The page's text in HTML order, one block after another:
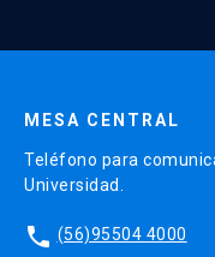
MESA CENTRAL
Teléfono para
Universidad.
phone (56)95504 4000